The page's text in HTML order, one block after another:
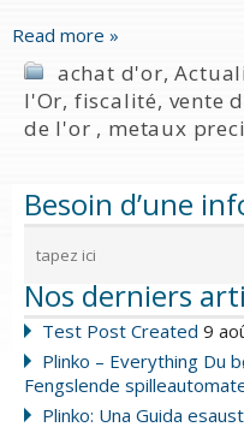
Read more »
achat d'or,
l'Or, fiscalité, vente
de l'or , metaux
Besoin d’une
Nos derniers
Test Post Created 9
Plinko – Everything Du
Fengslende
Plinko: Una Guida